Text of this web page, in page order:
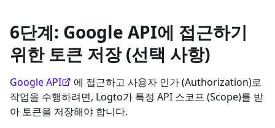
6단계: Google API에 접근하기
위한 토큰 저장 (선택 사항)
Google API
에 접근하고 사용자 인가 (Authorization)로
작업을 수행하려면, Logto가 특정 API 스코프 (Scope)를 받
아 토큰을 저장해야 합니다.